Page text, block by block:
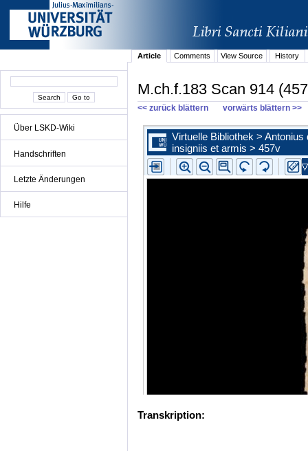
Über LSKD-Wiki
Handschriften
Letzte Änderungen
Hilfe
Article Comments View Source History
M.ch.f.183 Scan 914
<< zurück blättern vorwärts blättern >>
Transkription: